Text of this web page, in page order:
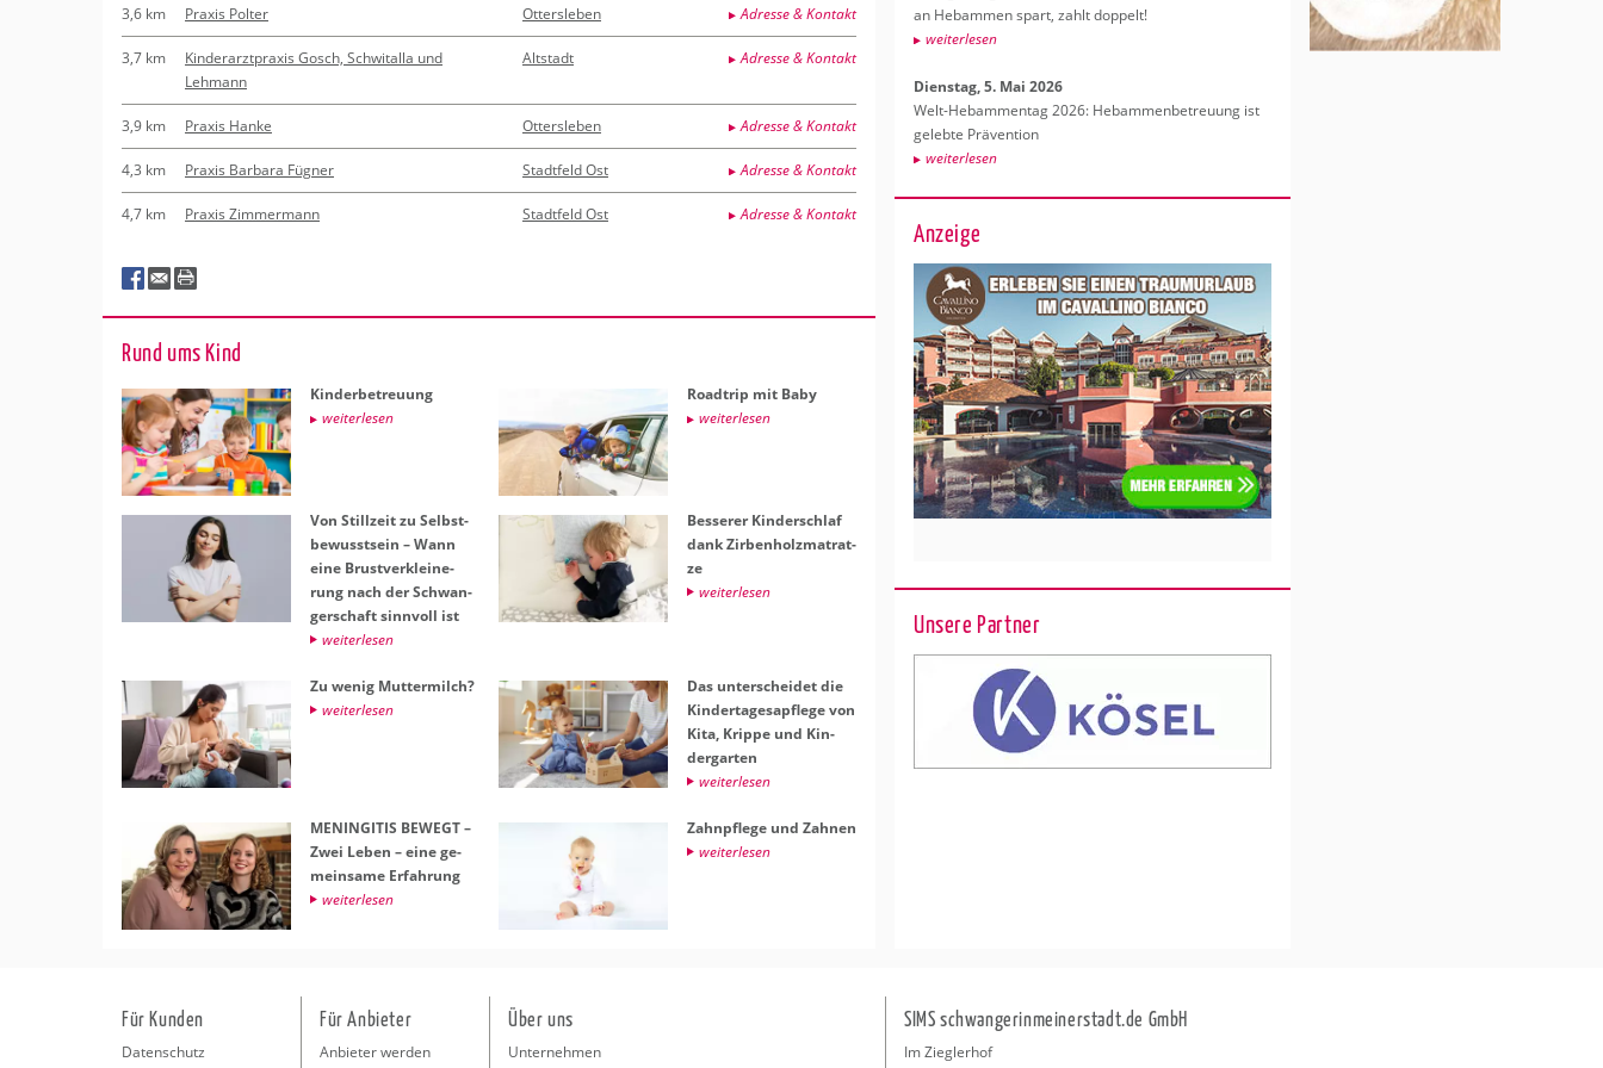
3,6 km Praxis Polter Ottersleben Adresse & Kontakt
3,7 km
Kinderarztpraxis Gosch, Schwitalla und
Lehmann
Altstadt Adresse & Kontakt
3,9 km Praxis Hanke Ottersleben Adresse & Kontakt
4,3 km Praxis Barbara Fügner Stadtfeld Ost Adresse & Kontakt
4,7 km Praxis Zimmermann Stadtfeld Ost Adresse & Kontakt
Rund ums Kind
Kin­der­be­treu­ung
wei­ter­le­sen
Roadt­rip mit Baby
wei­ter­le­sen
Von Still­zeit zu Selbst­
be­wusst­sein – Wann
eine Brust­ver­klei­ne­
rung nach der Schwan­
ger­schaft sinn­voll ist
wei­ter­le­sen
Bes­se­rer Kin­der­schlaf
dank Zir­ben­holz­ma­trat­
ze
wei­ter­le­sen
Zu wenig Mut­ter­milch?
wei­ter­le­sen
Das un­ter­schei­det die
Kin­der­ta­ges­a­pfle­ge von
Kita, Krip­pe und Kin­
der­gar­ten
wei­ter­le­sen
ME­NIN­GI­TIS BE­WEGT –
Zwei Leben – eine ge­
mein­sa­me Er­fah­rung
wei­ter­le­sen
Zahn­pfle­ge und Zah­nen
wei­ter­le­sen
an Heb­am­men spart, zahlt dop­pelt!
wei­ter­le­sen
Diens­tag, 5. Mai 2026
Welt-Heb­am­men­tag 2026: Heb­am­men­be­treu­ung ist
ge­leb­te Prä­ven­ti­on
wei­ter­le­sen
Anzeige
Unsere Partner
Für Kunden
Datenschutz
Für Anbieter
Anbieter werden
Über uns
Unternehmen
SIMS schwangerinmeinerstadt.de GmbH
Im Zieglerhof